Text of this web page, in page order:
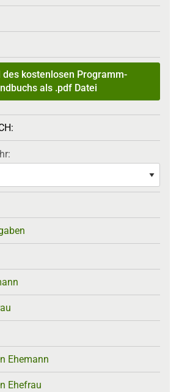
des kostenlosen Programm-
als .pdf Datei
Ehemann
Ehefrau